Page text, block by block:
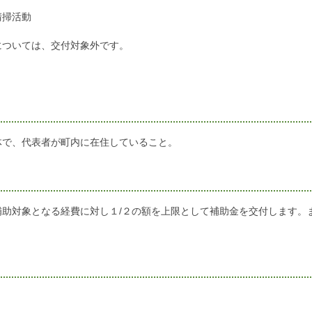
活動
いては、交付対象外です。
、代表者が町内に在住していること。
対象となる経費に対し１/２の額を上限として補助金を交付します